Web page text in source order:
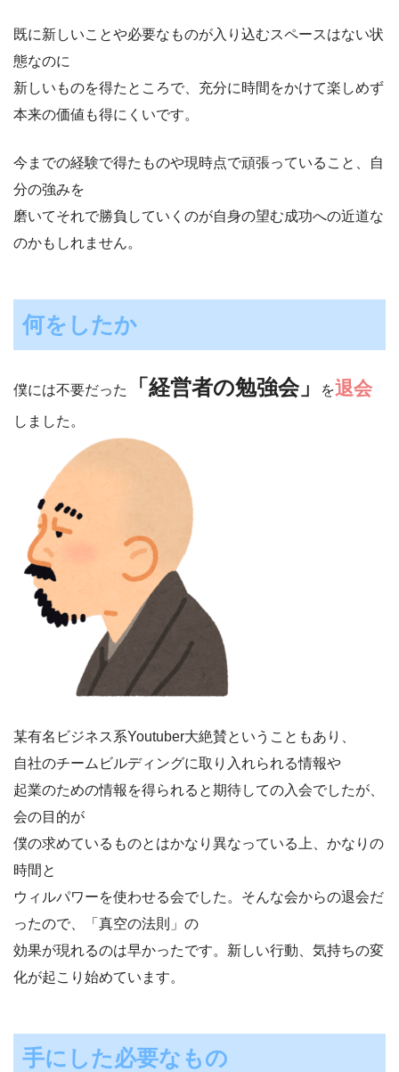
既に新しいことや必要なものが入り込むスペースはない状
態なのに
新しいものを得たところで、充分に時間をかけて楽しめず
本来の価値も得にくいです。
今までの経験で得たものや現時点で頑張っていること、自
分の強みを
磨いてそれで勝負していくのが自身の望む成功への近道な
のかもしれません。
何をしたか
僕には不要だった 「経営者の勉強会」 を退会
しました。
某有名ビジネス系Youtuber大絶賛ということもあり、
自社のチームビルディングに取り入れられる情報や
起業のための情報を得られると期待しての入会でしたが、
会の目的が
僕の求めているものとはかなり異なっている上、かなりの
時間と
ウィルパワーを使わせる会でした。そんな会からの退会だ
ったので、「真空の法則」の
効果が現れるのは早かったです。新しい行動、気持ちの変
化が起こり始めています。
手にした必要なもの